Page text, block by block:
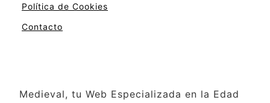
Política de Cookies
Contacto
Medieval, tu Web Especializada en la Edad